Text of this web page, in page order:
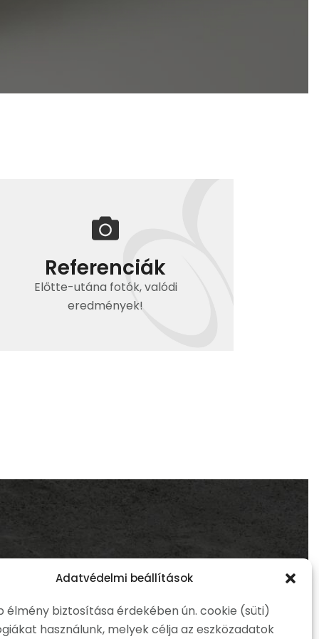
Adatvédelmi beállítások
élmény biztosítása érdekében ún. cookie (süti)
használunk, melyek célja az eszközadatok
Referenciák
Előtte-utána fotók, valódi
eredmények!
Nyitvatartás
Hétfő-Péntek:
08:00-20:00